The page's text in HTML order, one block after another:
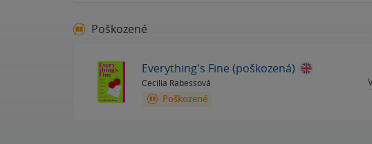
Poškozené
Everything's Fine (poškozená)
Cecilia Rabessová
Poškozené